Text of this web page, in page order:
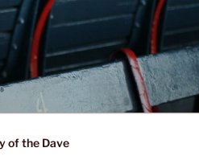
of the Dave